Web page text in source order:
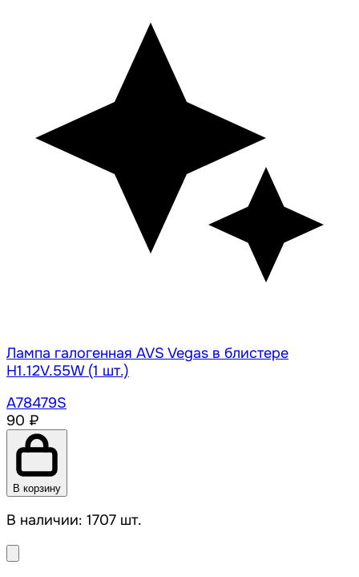
Лампа галогенная AVS Vegas в блистере
H1.12V.55W (1 шт.)
A78479S
90 ₽
В корзину
В наличии: 1707 шт.